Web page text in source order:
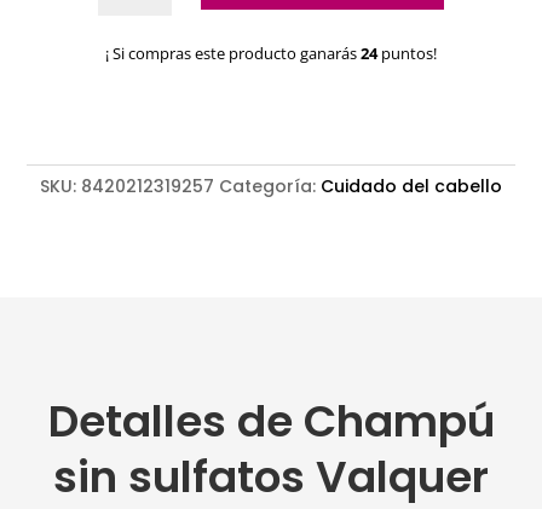
Valquer
¡ Si compras este producto ganarás24puntos!
SKU: 8420212319257 Categoría: Cuidado del cabello
Detalles de Champú
sin sulfatos Valquer